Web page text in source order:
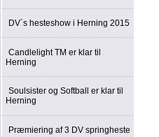
DV´s hesteshow i Herning 2015
Candlelight TM er klar til
Herning
Soulsister og Softball er klar til
Herning
Præmiering af 3 DV springheste